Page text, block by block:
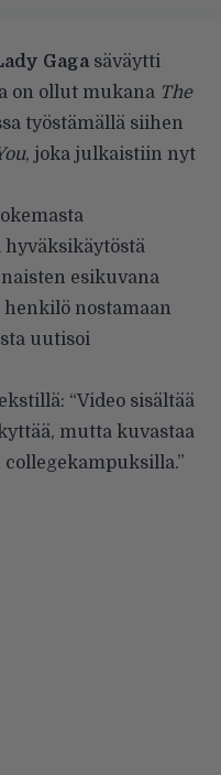
Gagasäväytti
on ollut mukana The
työstämällä siihen
, joka julkaistiin nyt
hyväksikäytöstä
esikuvana
henkilö nostamaan
uutisoi
“Video sisältää
mutta kuvastaa